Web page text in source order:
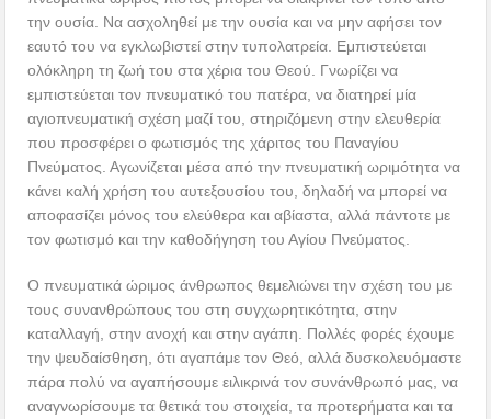
την ουσία. Να ασχοληθεί με την ουσία και να μην αφήσει τον
εαυτό του να εγκλωβιστεί στην τυπολατρεία. Εμπιστεύεται
ολόκληρη τη ζωή του στα χέρια του Θεού. Γνωρίζει να
εμπιστεύεται τον πνευματικό του πατέρα, να διατηρεί μία
αγιοπνευματική σχέση μαζί του, στηριζόμενη στην ελευθερία
που προσφέρει ο φωτισμός της χάριτος του Παναγίου
Πνεύματος. Αγωνίζεται μέσα από την πνευματική ωριμότητα να
κάνει καλή χρήση του αυτεξουσίου του, δηλαδή να μπορεί να
αποφασίζει μόνος του ελεύθερα και αβίαστα, αλλά πάντοτε με
τον φωτισμό και την καθοδήγηση του Αγίου Πνεύματος.
Ο πνευματικά ώριμος άνθρωπος θεμελιώνει την σχέση του με
τους συνανθρώπους του στη συγχωρητικότητα, στην
καταλλαγή, στην ανοχή και στην αγάπη. Πολλές φορές έχουμε
την ψευδαίσθηση, ότι αγαπάμε τον Θεό, αλλά δυσκολευόμαστε
πάρα πολύ να αγαπήσουμε ειλικρινά τον συνάνθρωπό μας, να
αναγνωρίσουμε τα θετικά του στοιχεία, τα προτερήματα και τα